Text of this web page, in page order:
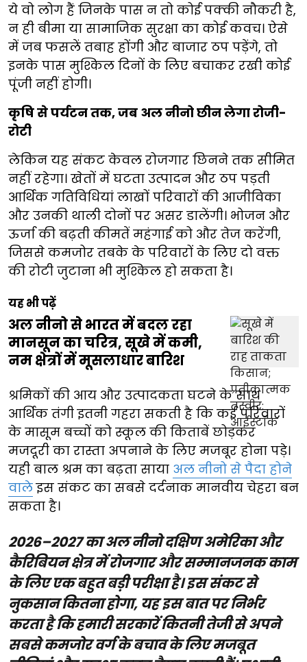
ये वो लोग हैं जिनके पास न तो कोई पक्की नौकरी है,
न ही बीमा या सामाजिक सुरक्षा का कोई कवच। ऐसे
में जब फसलें तबाह होंगी और बाजार ठप पड़ेंगे, तो
इनके पास मुश्किल दिनों के लिए बचाकर रखी कोई
पूंजी नहीं होगी।
कृषि से पर्यटन तक, जब अल नीनो छीन लेगा रोजी-
रोटी
लेकिन यह संकट केवल रोजगार छिनने तक सीमित
नहीं रहेगा। खेतों में घटता उत्पादन और ठप पड़ती
आर्थिक गतिविधियां लाखों परिवारों की आजीविका
और उनकी थाली दोनों पर असर डालेंगी। भोजन और
ऊर्जा की बढ़ती कीमतें महंगाई को और तेज करेंगी,
जिससे कमजोर तबके के परिवारों के लिए दो वक्त
की रोटी जुटाना भी मुश्किल हो सकता है।
यह भी पढ़ें
अल नीनो से भारत में बदल रहा
मानसून का चरित्र, सूखे में कमी,
नम क्षेत्रों में मूसलाधार बारिश
श्रमिकों की आय और उत्पादकता घटने के साथ
आर्थिक तंगी इतनी गहरा सकती है कि कई परिवारों
के मासूम बच्चों को स्कूल की किताबें छोड़कर
मजदूरी का रास्ता अपनाने के लिए मजबूर होना पड़े।
यही बाल श्रम का बढ़ता साया अल नीनो से पैदा होने
वालेइस संकट का सबसे दर्दनाक मानवीय चेहरा बन
सकता है।
2026–2027 का अल नीनो दक्षिण अमेरिका और
कैरिबियन क्षेत्र में रोजगार और सम्मानजनक काम
के लिए एक बहुत बड़ी परीक्षा है। इस संकट से
नुकसान कितना होगा, यह इस बात पर निर्भर
करता है कि हमारी सरकारें कितनी तेजी से अपने
सबसे कमजोर वर्ग के बचाव के लिए मजबूत